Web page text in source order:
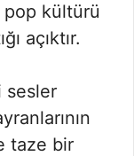
pop kültürü
açıktır.
sesler
taze bir